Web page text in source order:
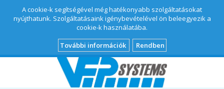
A cookie-k segítségével még hatékonyabb szolgáltatásokat
nyújthatunk. Szolgáltatásaink igénybevételével ön beleegyezik a
cookie-k használatába.
További információk
Rendben